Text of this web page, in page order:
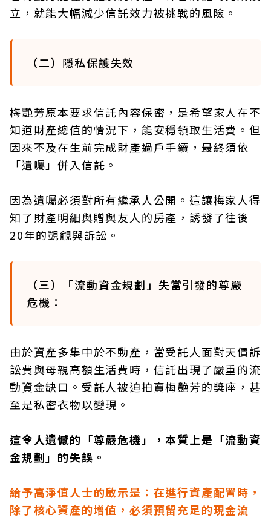
立，就能大幅減少信託效力被挑戰的風險。
（二）隱私保護失效
梅艷芳原本要求信託內容保密，是希望家人在不
知道財產總值的情況下，能安穩領取生活費。但
因來不及在生前完成財產過戶手續，最終須依
「遺囑」併入信託。
因為遺囑必須對所有繼承人公開。這讓梅家人得
知了財產明細與贈與友人的房產，誘發了往後
20年的覬覦與訴訟。
（三）「流動資金規劃」失當引發的尊嚴
危機：
由於資產多集中於不動產，當受託人面對天價訴
訟費與母親高額生活費時，信託出現了嚴重的流
動資金缺口。受託人被迫拍賣梅艷芳的獎座，甚
至是私密衣物以變現。
這令人遺憾的「尊嚴危機」，本質上是「流動資
金規劃」的失誤。
給予高淨值人士的啟示是：在進行資產配置時，
除了核心資產的增值，必須預留充足的現金流